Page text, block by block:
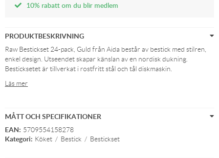
10% rabatt om du blir medlem
PRODUKTBESKRIVNING
Raw Bestickset 24-pack, Guld från Aida består av bestick med stilren,
enkel design. Utseendet skapar känslan av en nordisk dukning.
Besticksetet är tillverkat i rostfritt stål och tål diskmaskin.
Läs mer
MÅTT OCH SPECIFIKATIONER
EAN: 5709554158278
Kategori: Köket / Bestick / Bestickset